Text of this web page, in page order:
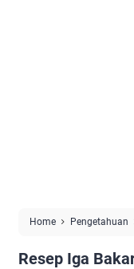
Home Pengetahuan
Resep Iga